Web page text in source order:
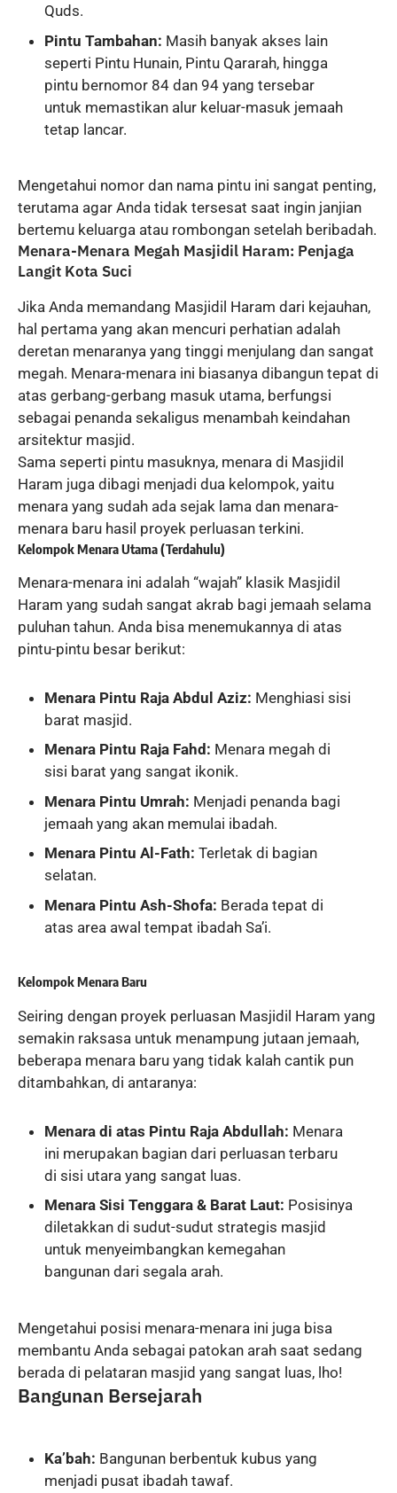
Quds.
Pintu Tambahan: Masih banyak akses lain
seperti Pintu Hunain, Pintu Qararah, hingga
pintu bernomor 84 dan 94 yang tersebar
untuk memastikan alur keluar-masuk jemaah
tetap lancar.
Mengetahui nomor dan nama pintu ini sangat penting,
terutama agar Anda tidak tersesat saat ingin janjian
bertemu keluarga atau rombongan setelah beribadah.
Menara-Menara Megah Masjidil Haram: Penjaga
Langit Kota Suci
Jika Anda memandang Masjidil Haram dari kejauhan,
hal pertama yang akan mencuri perhatian adalah
deretan menaranya yang tinggi menjulang dan sangat
megah. Menara-menara ini biasanya dibangun tepat di
atas gerbang-gerbang masuk utama, berfungsi
sebagai penanda sekaligus menambah keindahan
arsitektur masjid.
Sama seperti pintu masuknya, menara di Masjidil
Haram juga dibagi menjadi dua kelompok, yaitu
menara yang sudah ada sejak lama dan menara-
menara baru hasil proyek perluasan terkini.
Kelompok Menara Utama (Terdahulu)
Menara-menara ini adalah “wajah” klasik Masjidil
Haram yang sudah sangat akrab bagi jemaah selama
puluhan tahun. Anda bisa menemukannya di atas
pintu-pintu besar berikut:
Menara Pintu Raja Abdul Aziz: Menghiasi sisi
barat masjid.
Menara Pintu Raja Fahd: Menara megah di
sisi barat yang sangat ikonik.
Menara Pintu Umrah: Menjadi penanda bagi
jemaah yang akan memulai ibadah.
Menara Pintu Al-Fath: Terletak di bagian
selatan.
Menara Pintu Ash-Shofa: Berada tepat di
atas area awal tempat ibadah Sa’i.
Kelompok Menara Baru
Seiring dengan proyek perluasan Masjidil Haram yang
semakin raksasa untuk menampung jutaan jemaah,
beberapa menara baru yang tidak kalah cantik pun
ditambahkan, di antaranya:
Menara di atas Pintu Raja Abdullah: Menara
ini merupakan bagian dari perluasan terbaru
di sisi utara yang sangat luas.
Menara Sisi Tenggara & Barat Laut: Posisinya
diletakkan di sudut-sudut strategis masjid
untuk menyeimbangkan kemegahan
bangunan dari segala arah.
Mengetahui posisi menara-menara ini juga bisa
membantu Anda sebagai patokan arah saat sedang
berada di pelataran masjid yang sangat luas, lho!
Bangunan Bersejarah
Ka’bah: Bangunan berbentuk kubus yang
menjadi pusat ibadah tawaf.